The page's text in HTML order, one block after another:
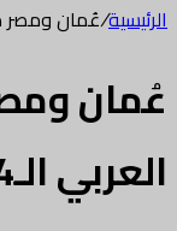
الرئيسية/عُمان ومصر معاً
عُمان
العربي الـ24 للمرشدات